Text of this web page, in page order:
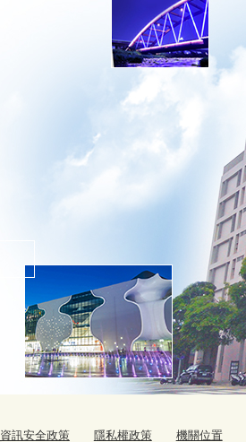
資訊安全政策 隱私權政策 機關位置